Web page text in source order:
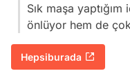
Sık maşa yaptığım
önlüyor hem de
Hepsiburada